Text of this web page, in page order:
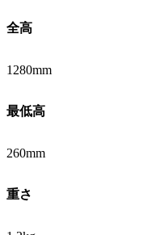
全高
1280mm
最低高
260mm
重さ